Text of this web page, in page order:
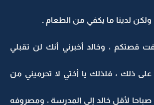
ولكن لدينا ما يكفي من الطعام .
قصتكم ، وخالد أخبرني أنك لن تقبلي
ذلك ، فلذلك يا أختي لا تحرميني من
صباحا لأقل خالد إلى المدرسة ، ومصروفه